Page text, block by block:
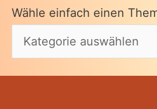
Wähle einfach einen